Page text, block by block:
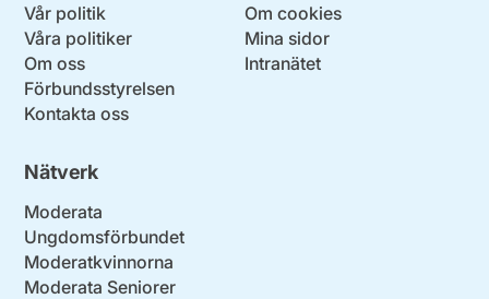
Vår politik
Våra politiker
Om oss
Förbundsstyrelsen
Kontakta oss
Om cookies
Mina sidor
Intranätet
Nätverk
Moderata
Ungdomsförbundet
Moderatkvinnorna
Moderata Seniorer